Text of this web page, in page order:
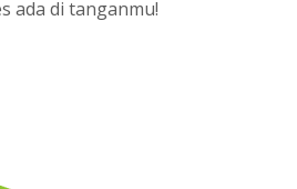
ada di tanganmu!